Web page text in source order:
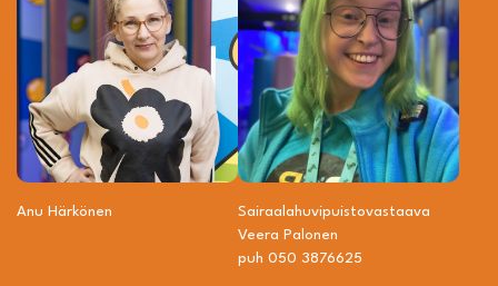
Anu Härkönen
Sairaalahuvipuisto­vastaava
Veera Palonen
puh 050 3876625